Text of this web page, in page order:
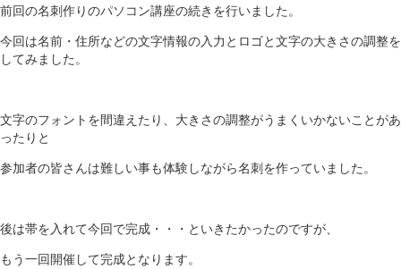
前回の名刺作りのパソコン講座の続きを行いました。
今回は名前・住所などの文字情報の入力とロゴと文字の大きさの調整を
してみました。
文字のフォントを間違えたり、大きさの調整がうまくいかないことがあ
ったりと
参加者の皆さんは難しい事も体験しながら名刺を作っていました。
後は帯を入れて今回で完成・・・といきたかったのですが、
もう一回開催して完成となります。